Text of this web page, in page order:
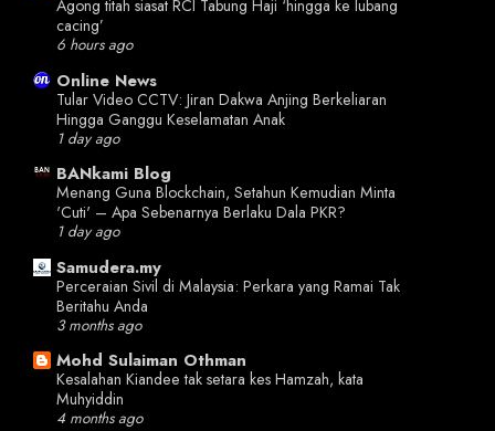
Agong titah siasat RCI Tabung Haji ‘hingga ke lubang
cacing’
6 hours ago
Online News
Tular Video CCTV: Jiran Dakwa Anjing Berkeliaran
Hingga Ganggu Keselamatan Anak
1 day ago
BANkami Blog
Menang Guna Blockchain, Setahun Kemudian Minta
'Cuti' – Apa Sebenarnya Berlaku Dala PKR?
1 day ago
Samudera.my
Perceraian Sivil di Malaysia: Perkara yang Ramai Tak
Beritahu Anda
3 months ago
Mohd Sulaiman Othman
Kesalahan Kiandee tak setara kes Hamzah, kata
Muhyiddin
4 months ago